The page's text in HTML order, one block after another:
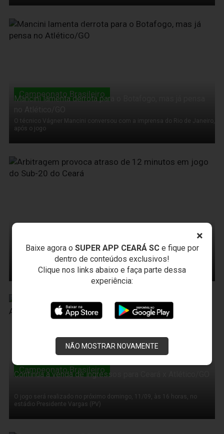
×
Baixe agora o SUPER APP CEARÁ SCe fique por
dentro de conteúdos exclusivos!
Clique nos links abaixo e faça parte dessa
experiência:
NÃO MOSTRAR NOVAMENTE
08 de Setembro de 2011
Campeonato Brasileiro
Mancini lamenta derrota para o Botafogo, mas já pensa
O técnico Vágner Mancini conversou com a imprensa do Rio de Janeiro,
após o jogo
08 de Setembro de 2011
Arbitragem provoca atraso de 12 minutos em jogo do
Sub-20 do Ceará
A equipe do Ceará, bem como a do Trairiense, entraram em campo no
tempo correto
08 de Setembro de 2011
Campeonato Brasileiro
Continua a venda de ingressos para Ceará x Atlético/GO
O jogo será realizado no próximo domingo, 11/09, às 16 horas, no
estádio Presidente Vargas (PV)